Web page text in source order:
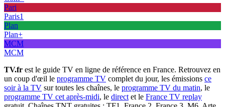
Pari
Paris1
Plan
Plan+
MCM
MCM
TV.fr est le guide TV en ligne de référence en France. Retrouvez en
un coup d'œil le programme TV complet du jour, les émissions ce
soir à la TV sur toutes les chaînes, le programme TV du matin, le
programme TV cet après-midi, le direct et le France TV replay